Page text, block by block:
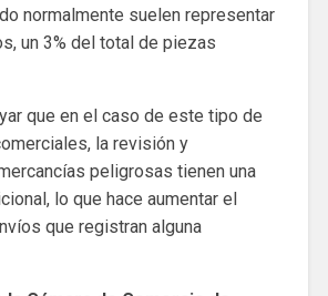
normalmente suelen representar
un 3% del total de piezas
que en el caso de este tipo de
la revisión y
peligrosas tienen una
lo que hace aumentar el
que registran alguna